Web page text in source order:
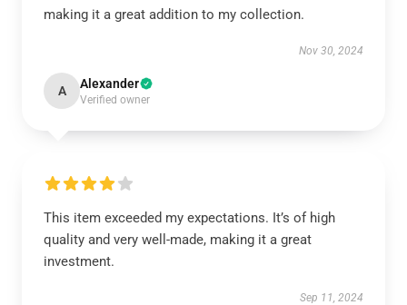
making it a great addition to my collection.
Nov 30, 2024
A Alexander
Verified owner
This item exceeded my expectations. It’s of high
quality and very well-made, making it a great
investment.
Sep 11, 2024